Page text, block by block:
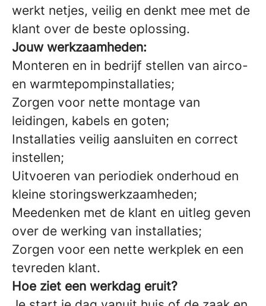
werkt netjes, veilig en denkt mee met de
klant over de beste oplossing.
Jouw werkzaamheden:
Monteren en in bedrijf stellen van airco-
en warmtepompinstallaties;
Zorgen voor nette montage van
leidingen, kabels en goten;
Installaties veilig aansluiten en correct
instellen;
Uitvoeren van periodiek onderhoud en
kleine storingswerkzaamheden;
Meedenken met de klant en uitleg geven
over de werking van installaties;
Zorgen voor een nette werkplek en een
tevreden klant.
Hoe ziet een werkdag eruit?